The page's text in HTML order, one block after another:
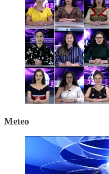
Meteo